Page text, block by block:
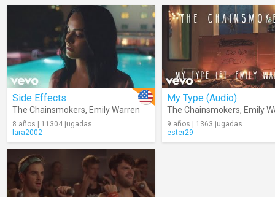
Side Effects
The Chainsmokers, Emily Warren
8 años | 11304 jugadas
lara2002
My Type (Audio)
The Chainsmokers, Emily
9 años | 1363 jugadas
ester29